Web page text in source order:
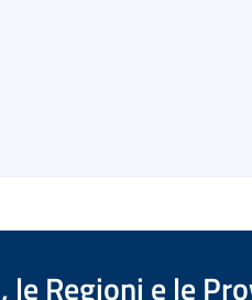
Regioni e le